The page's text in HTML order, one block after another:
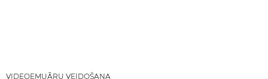
VIDEOEMUĀRU VEIDOŠANA